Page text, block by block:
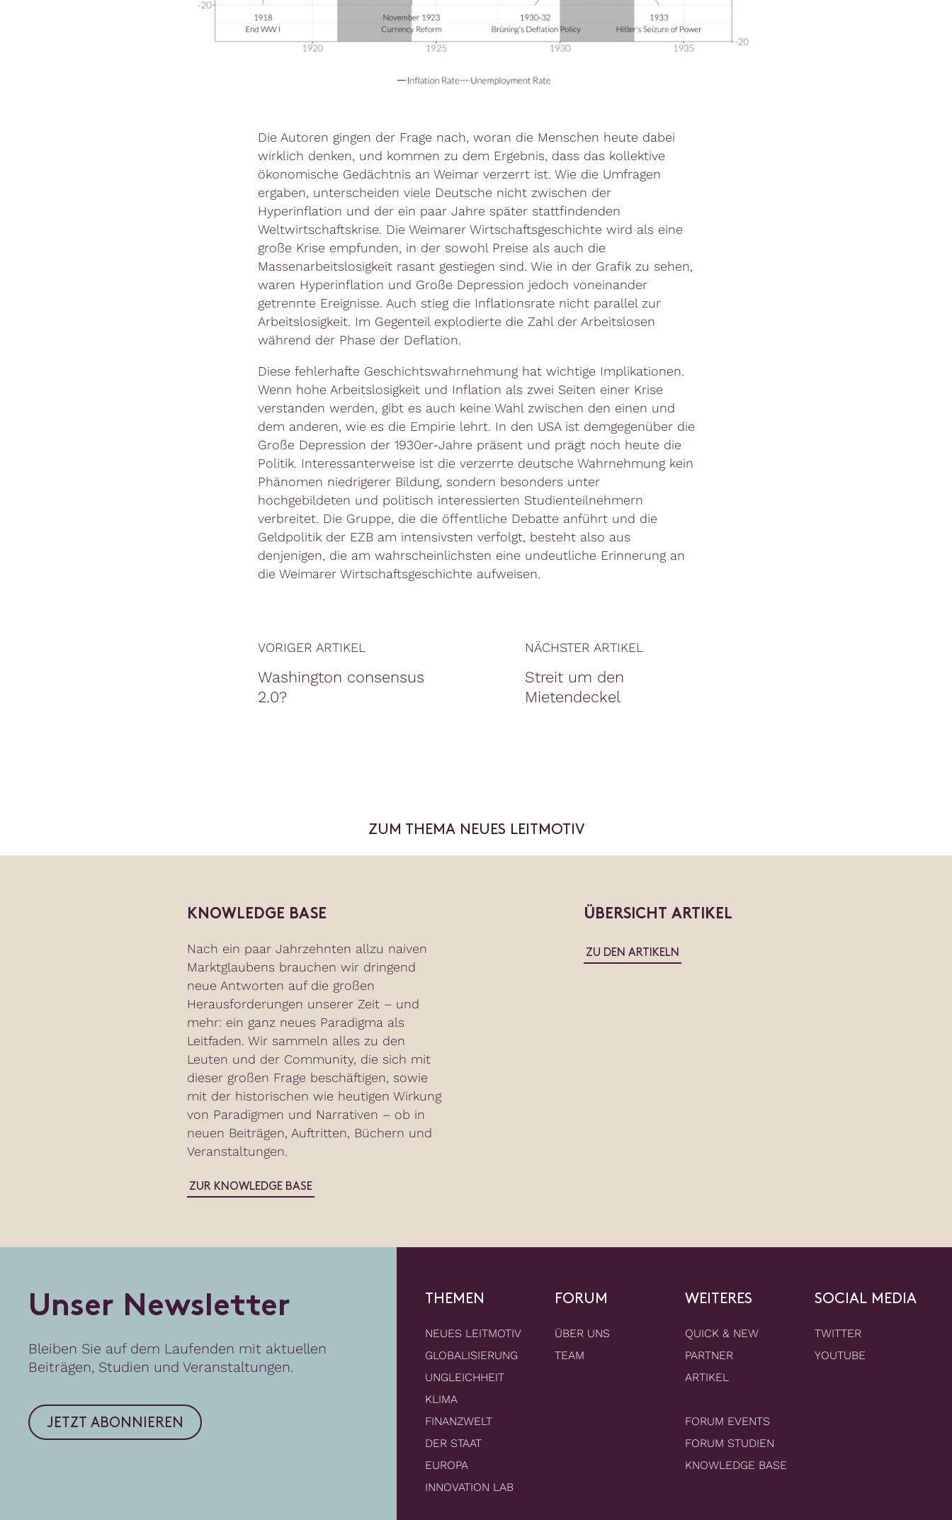
Die Autoren gingen der Frage nach, woran die Menschen heute dabei
wirklich denken, und kommen zu dem Ergebnis, dass das kollektive
ökonomische Gedächtnis an Weimar verzerrt ist. Wie die Umfragen
ergaben, unterscheiden viele Deutsche nicht zwischen der
Hyperinflation und der ein paar Jahre später stattfindenden
Weltwirtschaftskrise. Die Weimarer Wirtschaftsgeschichte wird als eine
große Krise empfunden, in der sowohl Preise als auch die
Massenarbeitslosigkeit rasant gestiegen sind. Wie in der Grafik zu sehen,
waren Hyperinflation und Große Depression jedoch voneinander
getrennte Ereignisse. Auch stieg die Inflationsrate nicht parallel zur
Arbeitslosigkeit. Im Gegenteil explodierte die Zahl der Arbeitslosen
während der Phase der Deflation.
Diese fehlerhafte Geschichtswahrnehmung hat wichtige Implikationen.
Wenn hohe Arbeitslosigkeit und Inflation als zwei Seiten einer Krise
verstanden werden, gibt es auch keine Wahl zwischen den einen und
dem anderen, wie es die Empirie lehrt. In den USA ist demgegenüber die
Große Depression der 1930er-Jahre präsent und prägt noch heute die
Politik. Interessanterweise ist die verzerrte deutsche Wahrnehmung kein
Phänomen niedrigerer Bildung, sondern besonders unter
hochgebildeten und politisch interessierten Studienteilnehmern
verbreitet. Die Gruppe, die die öffentliche Debatte anführt und die
Geldpolitik der EZB am intensivsten verfolgt, besteht also aus
denjenigen, die am wahrscheinlichsten eine undeutliche Erinnerung an
die Weimarer Wirtschaftsgeschichte aufweisen.
VORIGER ARTIKEL
Washington consensus
2.0?
NÄCHSTER ARTIKEL
Streit um den
Mietendeckel
ZUM THEMA NEUES LEITMOTIV
KNOWLEDGE BASE
Nach ein paar Jahrzehnten allzu naiven
Marktglaubens brauchen wir dringend
neue Antworten auf die großen
Herausforderungen unserer Zeit – und
mehr: ein ganz neues Paradigma als
Leitfaden. Wir sammeln alles zu den
Leuten und der Community, die sich mit
dieser großen Frage beschäftigen, sowie
mit der historischen wie heutigen Wirkung
von Paradigmen und Narrativen – ob in
neuen Beiträgen, Auftritten, Büchern und
Veranstaltungen.
ZUR KNOWLEDGE BASE
ÜBERSICHT ARTIKEL
ZU DEN ARTIKELN
Unser Newsletter
Bleiben Sie auf dem Laufenden mit aktuellen
Beiträgen, Studien und Veranstaltungen.
JETZT ABONNIEREN
THEMEN
NEUES LEITMOTIV
GLOBALISIERUNG
UNGLEICHHEIT
KLIMA
FINANZWELT
DER STAAT
EUROPA
INNOVATION LAB
FORUM
ÜBER UNS
TEAM
WEITERES
QUICK & NEW
PARTNER
ARTIKEL
FORUM EVENTS
FORUM STUDIEN
KNOWLEDGE BASE
SOCIAL MEDIA
TWITTER
YOUTUBE